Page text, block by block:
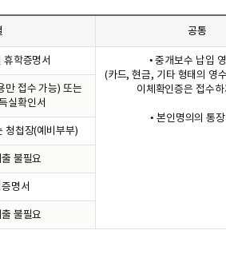
공통
휴학증명서
• 중개보수 납입
(카드, 현금, 기타 형태의 영
이체확인증은 접수
• 본인명의의 통
만 접수 가능) 또는
실확인서
청첩장(예비부부)
불필요
명서
불필요